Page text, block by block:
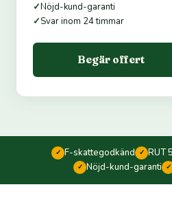
✓Nöjd-kund-garanti
✓Svar inom 24 timmar
Begär offert
✓ F-skattegodkänd ✓ RUT
✓ Nöjd-kund-garanti ✓